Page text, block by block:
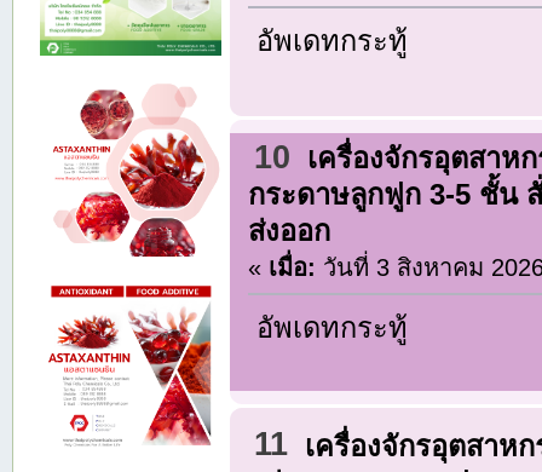
อัพเดทกระทู้
10
เครื่องจักรอุตสาห
กระดาษลูกฟูก 3-5 ชั้น
ส่งออก
« เมื่อ: วันที่ 3 สิงหาคม
อัพเดทกระทู้
11
เครื่องจักรอุตสาห